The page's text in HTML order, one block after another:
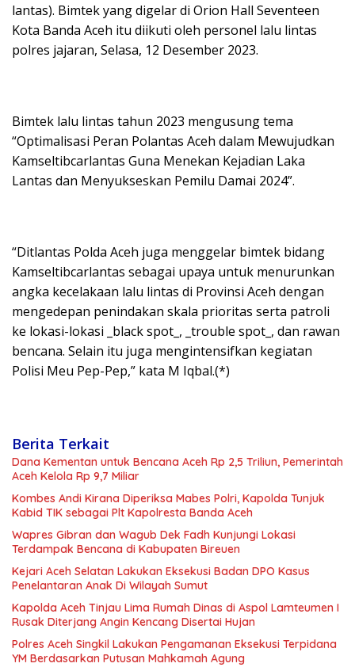
lantas). Bimtek yang digelar di Orion Hall Seventeen
Kota Banda Aceh itu diikuti oleh personel lalu lintas
polres jajaran, Selasa, 12 Desember 2023.
Bimtek lalu lintas tahun 2023 mengusung tema
“Optimalisasi Peran Polantas Aceh dalam Mewujudkan
Kamseltibcarlantas Guna Menekan Kejadian Laka
Lantas dan Menyukseskan Pemilu Damai 2024”.
“Ditlantas Polda Aceh juga menggelar bimtek bidang
Kamseltibcarlantas sebagai upaya untuk menurunkan
angka kecelakaan lalu lintas di Provinsi Aceh dengan
mengedepan penindakan skala prioritas serta patroli
ke lokasi-lokasi _black spot_, _trouble spot_, dan rawan
bencana. Selain itu juga mengintensifkan kegiatan
Polisi Meu Pep-Pep,” kata M Iqbal.(*)
Berita Terkait
Dana Kementan untuk Bencana Aceh Rp 2,5 Triliun, Pemerintah
Aceh Kelola Rp 9,7 Miliar
Kombes Andi Kirana Diperiksa Mabes Polri, Kapolda Tunjuk
Kabid TIK sebagai Plt Kapolresta Banda Aceh
Wapres Gibran dan Wagub Dek Fadh Kunjungi Lokasi
Terdampak Bencana di Kabupaten Bireuen
Kejari Aceh Selatan Lakukan Eksekusi Badan DPO Kasus
Penelantaran Anak Di Wilayah Sumut
Kapolda Aceh Tinjau Lima Rumah Dinas di Aspol Lamteumen I
Rusak Diterjang Angin Kencang Disertai Hujan
Polres Aceh Singkil Lakukan Pengamanan Eksekusi Terpidana
YM Berdasarkan Putusan Mahkamah Agung